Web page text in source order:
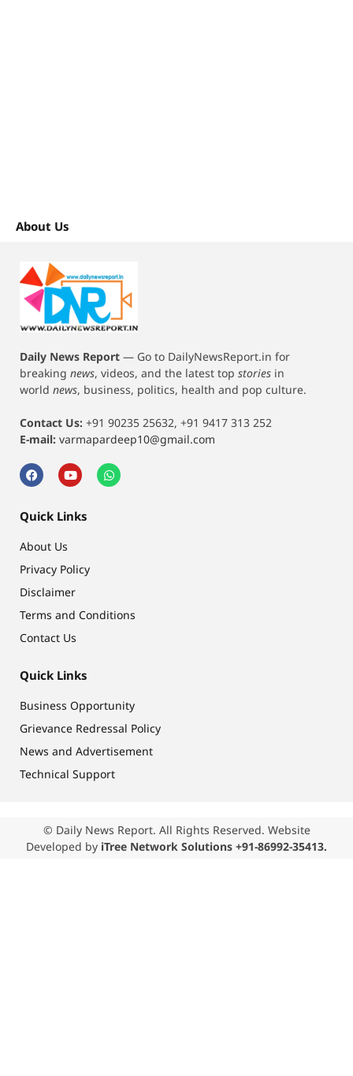
About Us
Daily News Report — Go to DailyNewsReport.in for
breaking news, videos, and the latest top stories in
world news, business, politics, health and pop culture.
Contact Us: +91 90235 25632, +91 9417 313 252
E-mail: varmapardeep10@gmail.com
Quick Links
About Us
Privacy Policy
Disclaimer
Terms and Conditions
Contact Us
Quick Links
Business Opportunity
Grievance Redressal Policy
News and Advertisement
Technical Support
© Daily News Report. All Rights Reserved. Website
Developed by iTree Network Solutions +91-86992-35413.